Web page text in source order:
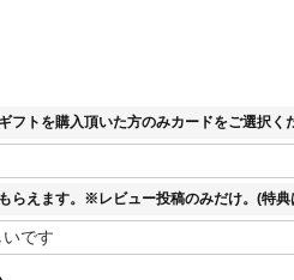
フトを購入頂いた方のみカードをご選択く
らえます。※レビュー投稿のみだけ。(特典